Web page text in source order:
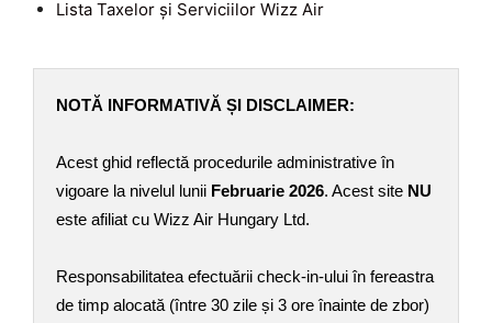
Lista Taxelor și Serviciilor Wizz Air
NOTĂ INFORMATIVĂ ȘI DISCLAIMER:
Acest ghid reflectă procedurile administrative în
vigoare la nivelul lunii Februarie 2026. Acest site NU
este afiliat cu Wizz Air Hungary Ltd.
Responsabilitatea efectuării check-in-ului în fereastra
de timp alocată (între 30 zile și 3 ore înainte de zbor)